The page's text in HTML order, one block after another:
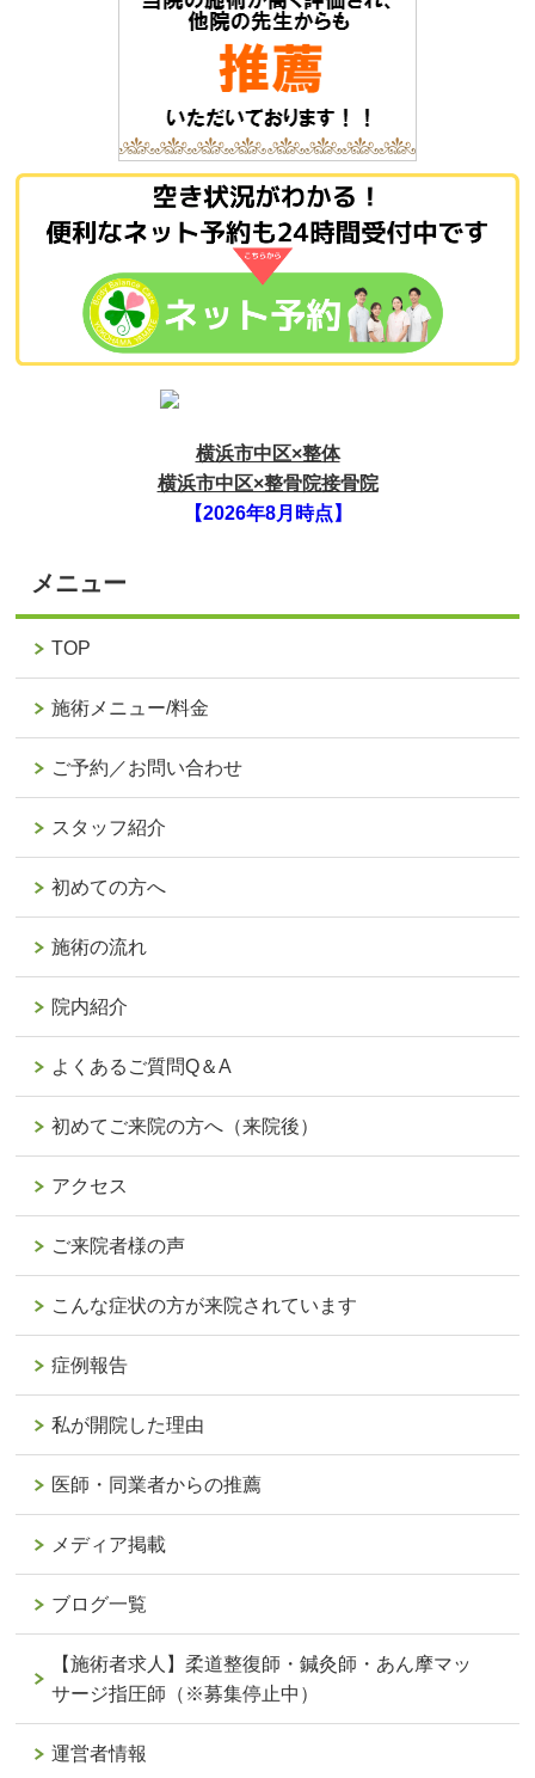
横浜市中区×整体
横浜市中区×整骨院接骨院
【2026年8月時点】
メニュー
TOP
施術メニュー/料金
ご予約／お問い合わせ
スタッフ紹介
初めての方へ
施術の流れ
院内紹介
よくあるご質問Q＆A
初めてご来院の方へ（来院後）
アクセス
ご来院者様の声
こんな症状の方が来院されています
症例報告
私が開院した理由
医師・同業者からの推薦
メディア掲載
ブログ一覧
【施術者求人】柔道整復師・鍼灸師・あん摩マッ
サージ指圧師（※募集停止中）
運営者情報